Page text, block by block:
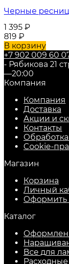
Черные
1 395 ₽
819 ₽
В корзину
+7 902 009 60
- Рябикова 21
—20:00
Компания
Компания
Доставка
Акции и
Контакты
Cookie-
Магазин
Корзина
Личный
Оформить
Каталог
Все для